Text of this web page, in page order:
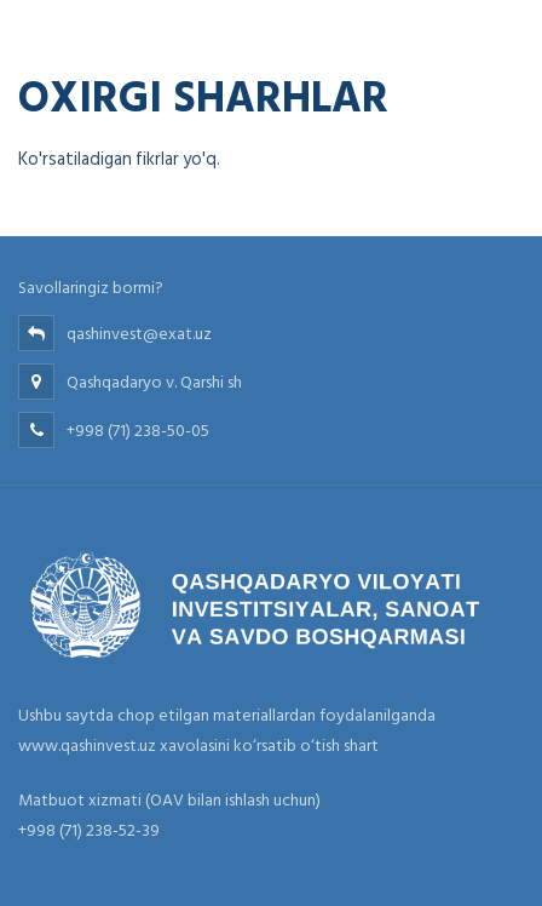
OXIRGI SHARHLAR
Ko'rsatiladigan fikrlar yo'q.
Savollaringiz bormi?
qashinvest@exat.uz
Qashqadaryo v. Qarshi sh
+998 (71) 238-50-05
Ushbu saytda chop etilgan materiallardan foydalanilganda
www.qashinvest.uz xavolasini ko‘rsatib o‘tish shart
Matbuot xizmati (OAV bilan ishlash uchun)
+998 (71) 238-52-39